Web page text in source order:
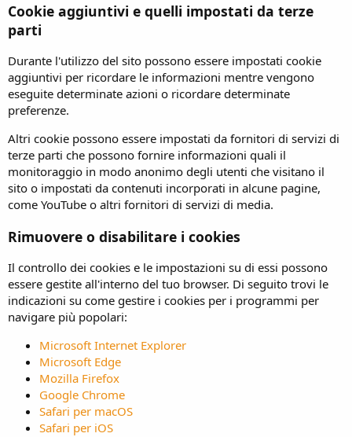
Cookie aggiuntivi e quelli impostati da terze
parti
Durante l'utilizzo del sito possono essere impostati cookie
aggiuntivi per ricordare le informazioni mentre vengono
eseguite determinate azioni o ricordare determinate
preferenze.
Altri cookie possono essere impostati da fornitori di servizi di
terze parti che possono fornire informazioni quali il
monitoraggio in modo anonimo degli utenti che visitano il
sito o impostati da contenuti incorporati in alcune pagine,
come YouTube o altri fornitori di servizi di media.
Rimuovere o disabilitare i cookies
Il controllo dei cookies e le impostazioni su di essi possono
essere gestite all'interno del tuo browser. Di seguito trovi le
indicazioni su come gestire i cookies per i programmi per
navigare più popolari:
Microsoft Internet Explorer
Microsoft Edge
Mozilla Firefox
Google Chrome
Safari per macOS
Safari per iOS